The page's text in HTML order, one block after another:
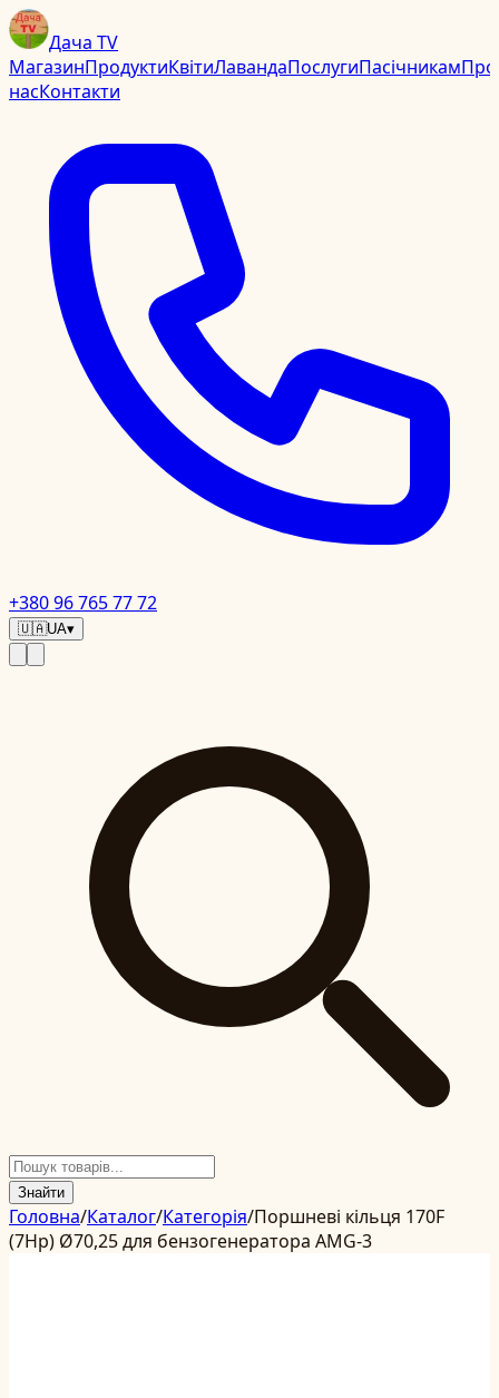
Дача TV
МагазинПродуктиКвітиЛавандаПослугиПасічникамПро
насКонтакти
+380 96 765 77 72
🇺🇦UA▾
Знайти
Головна/Каталог/Категорія/Поршневі кільця 170F
(7Hp) Ø70,25 для бензогенератора AMG-3